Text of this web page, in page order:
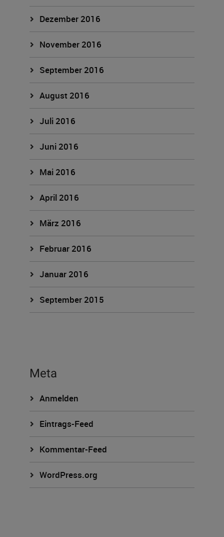
Dezember 2016
November 2016
September 2016
August 2016
Juli 2016
Juni 2016
Mai 2016
April 2016
März 2016
Februar 2016
Januar 2016
September 2015
Meta
Anmelden
Eintrags-Feed
Kommentar-Feed
WordPress.org